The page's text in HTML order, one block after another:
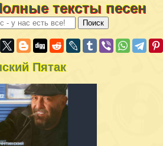
тексты песен
Пятак